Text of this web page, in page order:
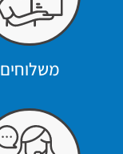
משלוחים